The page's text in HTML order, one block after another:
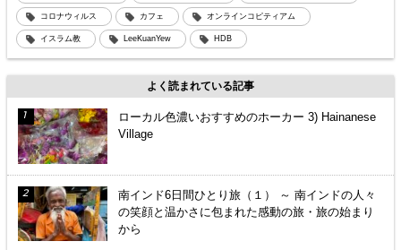
コロナウィルス カフェ オンラインコピティアム
イスラム教 LeeKuanYew HDB
よく読まれている記事
ローカル色濃いおすすめのホーカー 3) Hainanese
Village
南インド6日間ひとり旅（１） ～ 南インドの人々
の笑顔と温かさに包まれた感動の旅・旅の始まり
から